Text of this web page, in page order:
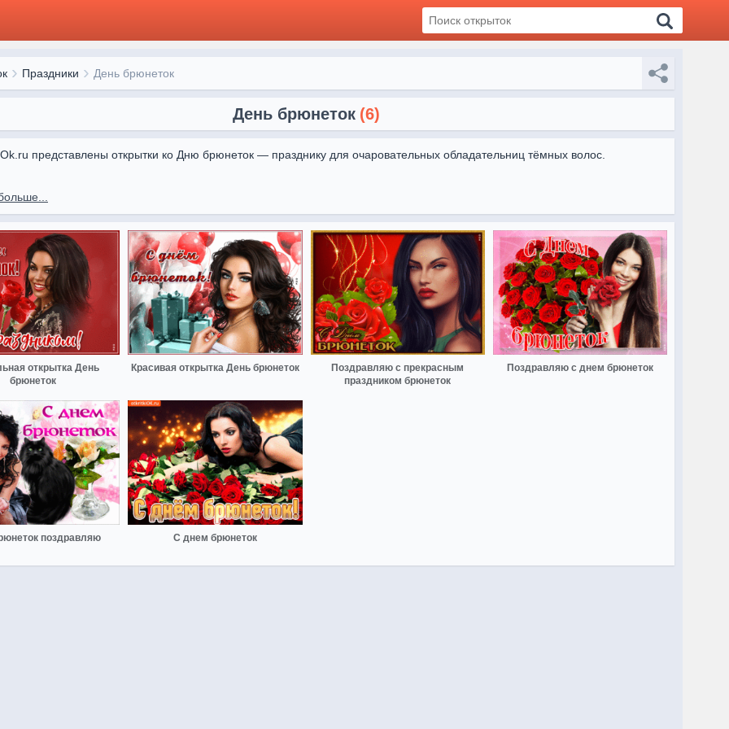
Праздники День брюнеток
День брюнеток (6)
представлены открытки ко Дню брюнеток — празднику для очаровательных обладательниц тёмных волос.
открытка День
брюнеток
Красивая открытка День брюнеток
Поздравляю с прекрасным
праздником брюнеток
Поздравляю с днем брюнеток
поздравляю С днем брюнеток